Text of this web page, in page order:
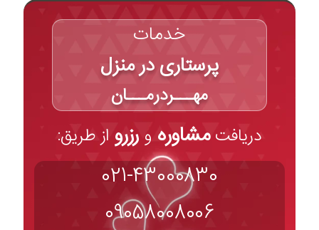
خدمات
پرستاری در منزل
مهـــردرمـــان
دریافتمشاوره و رزرو از طریق:
021-43000830
09058008006